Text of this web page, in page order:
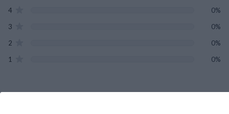
4
0%
3
0%
2
0%
1
0%